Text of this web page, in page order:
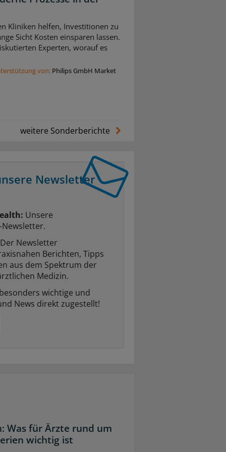
Kliniken helfen, Investitionen zu
Sicht Kosten einsparen lassen.
Experten, worauf es
von: Philips GmbH Market
weitere Sonderberichte
Newsletter
Unsere
Der Newsletter
Berichten, Tipps
aus dem Spektrum der
Medizin.
wichtige und
News direkt zugestellt!
Was für Ärzte rund um
wichtig ist